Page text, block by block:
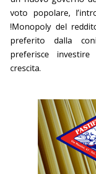
voto popolare,
!Monopoly del
preferito dalla
preferisce
crescita.